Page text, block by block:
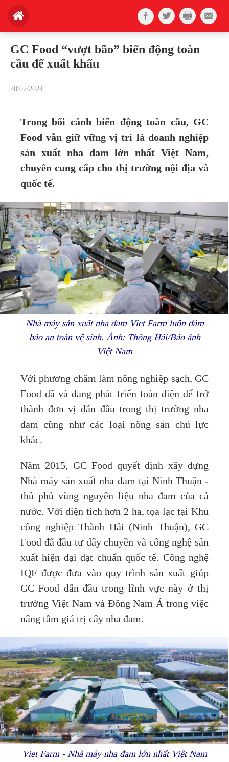
GC Food “vượt bão” biến động toàn
cầu để xuất khẩu
30/07/2024
Trong bối cảnh biến động toàn cầu, GC
Food vẫn giữ vững vị trí là doanh nghiệp
sản xuất nha đam lớn nhất Việt Nam,
chuyên cung cấp cho thị trường nội địa và
quốc tế.
Nhà máy sản xuất nha đam Viet Farm luôn đảm
bảo an toàn vệ sinh. Ảnh: Thông Hải/Báo ảnh
Việt Nam
Với phương châm làm nông nghiệp sạch, GC
Food đã và đang phát triển toàn diện để trở
thành đơn vị dẫn đầu trong thị trường nha
đam cũng như các loại nông sản chủ lực
khác.
Năm 2015, GC Food quyết định xây dựng
Nhà máy sản xuất nha đam tại Ninh Thuận -
thủ phủ vùng nguyên liệu nha đam của cả
nước. Với diện tích hơn 2 ha, tọa lạc tại Khu
công nghiệp Thành Hải (Ninh Thuận), GC
Food đã đầu tư dây chuyền và công nghệ sản
xuất hiện đại đạt chuẩn quốc tế. Công nghệ
IQF được đưa vào quy trình sản xuất giúp
GC Food dẫn đầu trong lĩnh vực này ở thị
trường Việt Nam và Đông Nam Á trong việc
nâng tầm giá trị cây nha đam.
Viet Farm - Nhà máy nha đam lớn nhất Việt Nam